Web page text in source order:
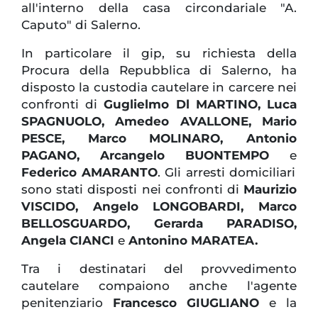
all'interno della casa circondariale "A.
Caputo" di Salerno.
In particolare il gip, su richiesta della
Procura della Repubblica di Salerno, ha
disposto la custodia cautelare in carcere nei
confronti diGuglielmo Dl MARTINO, Luca
SPAGNUOLO, Amedeo AVALLONE, Mario
PESCE, Marco MOLINARO, Antonio
PAGANO, Arcangelo BUONTEMPO e
Federico AMARANTO. Gli arresti domiciliari
sono stati disposti nei confronti di Maurizio
VISCIDO, Angelo LONGOBARDI, Marco
BELLOSGUARDO, Gerarda PARADISO,
Angela CIANCI e Antonino MARATEA.
Tra i destinatari del provvedimento
cautelare compaiono anche l'agente
penitenziario Francesco GIUGLIANO e la